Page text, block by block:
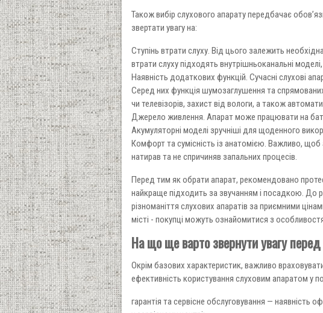
Також вибір слухового апарату передбачає
звертати увагу на:
Ступінь втрати слуху. Від цього залежить
втрати слуху підходять внутрішньоканальні
Наявність додаткових функцій. Сучасні слухові
Серед них функція шумозаглушення та
чи телевізорів, захист від вологи, а також
Джерело живлення. Апарат може працювати на
Акумуляторні моделі зручніші для щоденного
Комфорт та сумісність із анатомією. Важливо,
натирав та не спричиняв запальних процесів.
Перед тим як обрати апарат, рекомендовано
найкраще підходить за звучанням і посадкою. До
різноманіття слухових апаратів за приємними
місті - покупці можуть ознайомитися з
На що ще варто звернути увагу
Окрім базових характеристик, важливо
ефективність користування слуховим апаратом у
гарантія та сервісне обслуговування — наявність